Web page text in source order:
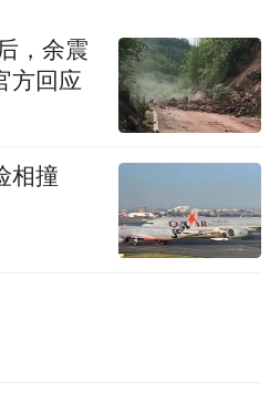
招生的第一站，今天解
的疑惑。”蔡文静说道，
她还会深入南昌部分高
招生组，全是物理组考
名。蔡文静表示，今年在
考生，全省排名500名以
，余震
方回应
相撞